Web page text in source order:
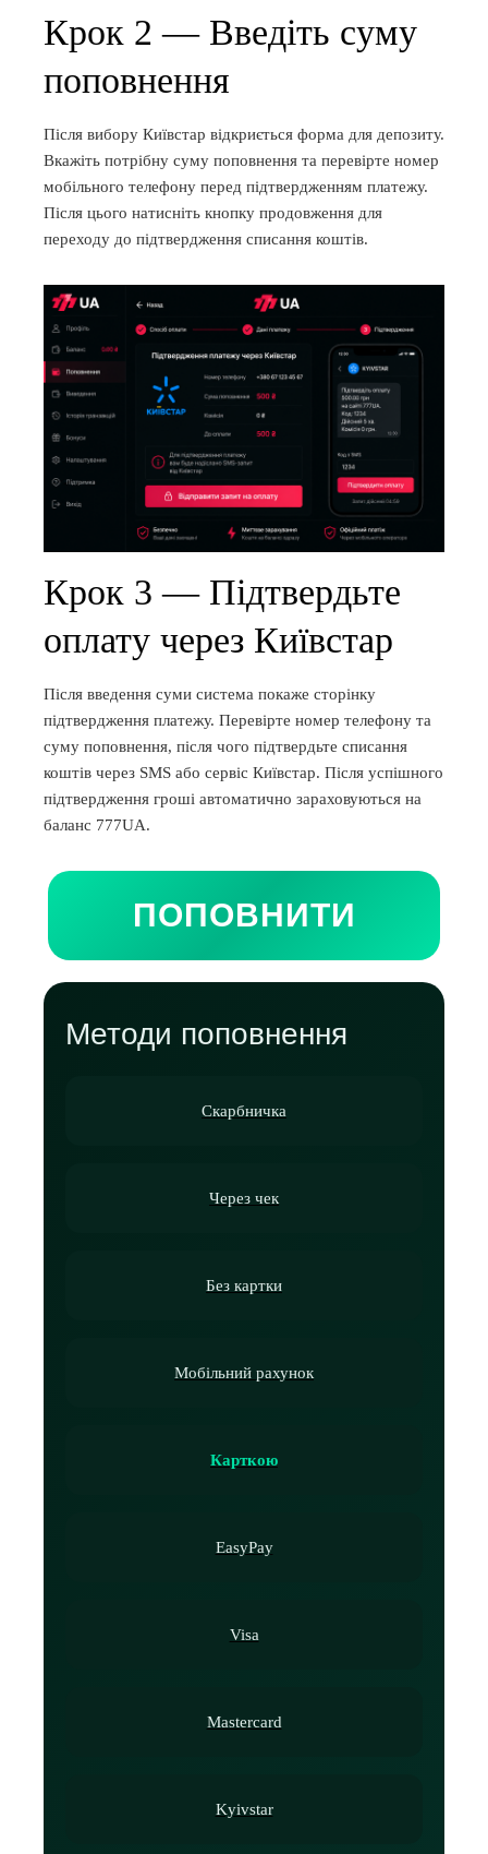
Крок 2 — Введіть суму
поповнення
Після вибору Київстар відкриється форма для депозиту.
Вкажіть потрібну суму поповнення та перевірте номер
мобільного телефону перед підтвердженням платежу.
Після цього натисніть кнопку продовження для
переходу до підтвердження списання коштів.
Крок 3 — Підтвердьте
оплату через Київстар
Після введення суми система покаже сторінку
підтвердження платежу. Перевірте номер телефону та
суму поповнення, після чого підтвердьте списання
коштів через SMS або сервіс Київстар. Після успішного
підтвердження гроші автоматично зараховуються на
баланс 777UA.
ПОПОВНИТИ
Методи поповнення
Скарбничка
Через чек
Без картки
Мобільний рахунок
Карткою
EasyPay
Visa
Mastercard
Kyivstar